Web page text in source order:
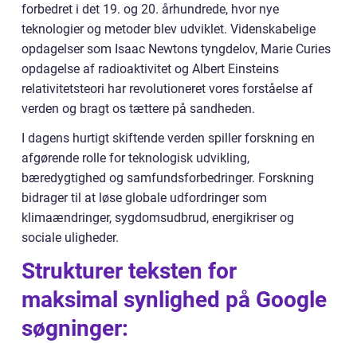
forbedret i det 19. og 20. århundrede, hvor nye
teknologier og metoder blev udviklet. Videnskabelige
opdagelser som Isaac Newtons tyngdelov, Marie Curies
opdagelse af radioaktivitet og Albert Einsteins
relativitetsteori har revolutioneret vores forståelse af
verden og bragt os tættere på sandheden.
I dagens hurtigt skiftende verden spiller forskning en
afgørende rolle for teknologisk udvikling,
bæredygtighed og samfundsforbedringer. Forskning
bidrager til at løse globale udfordringer som
klimaændringer, sygdomsudbrud, energikriser og
sociale uligheder.
Strukturer teksten for
maksimal synlighed på Google
søgninger: